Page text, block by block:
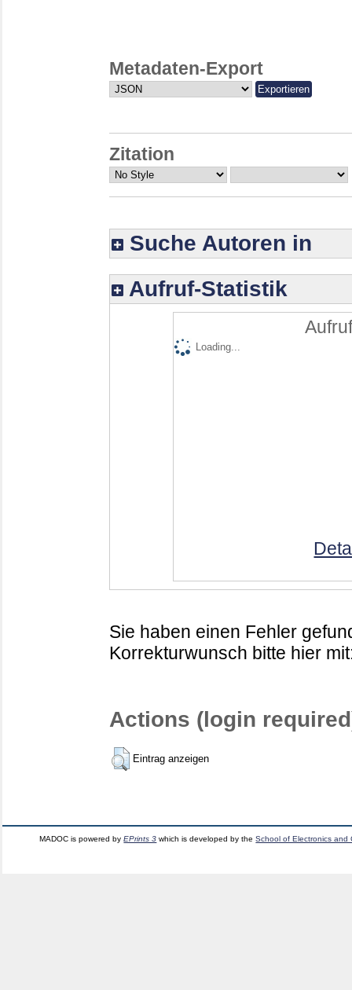
Metadaten-Export
Zitation
Suche Autoren in
Aufruf-Statistik
Loading...
Sie haben einen Fehler
Korrekturwunsch bitte hier
Actions (login
Eintrag anzeigen
MADOC is powered byEPrints 3 which is developed by theSchool of Electronics and